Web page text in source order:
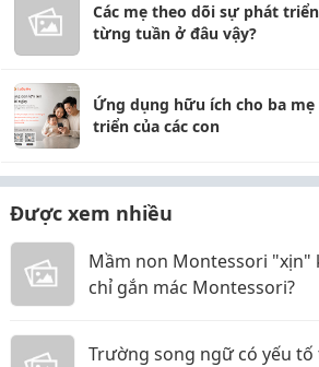
Các mẹ theo dõi sự phát
từng tuần ở đâu vậy?
Ứng dụng hữu ích cho ba
triển của các con
Được xem nhiều
Mầm non Montessori "xịn"
chỉ gắn mác Montessori?
Trường song ngữ có yếu tố